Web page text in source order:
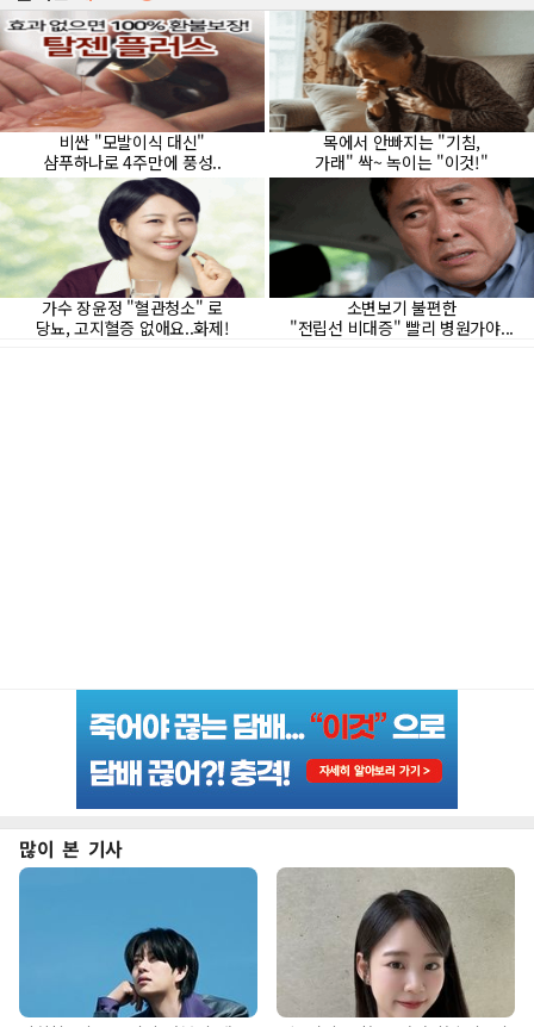
많이 본 기사